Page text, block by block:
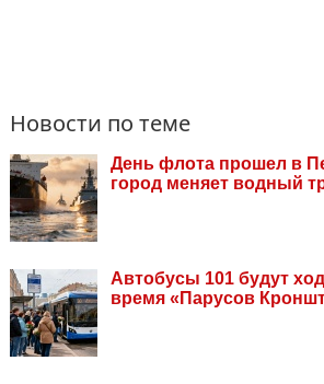
Новости по теме
День флота прошел в
город меняет водный
Автобусы 101 будут
время «Парусов